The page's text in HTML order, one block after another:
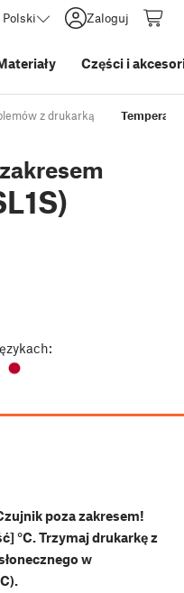
Polski Zaloguj
Części i
z drukarką
poza zakresem!
°C. Trzymaj drukarkę z
w